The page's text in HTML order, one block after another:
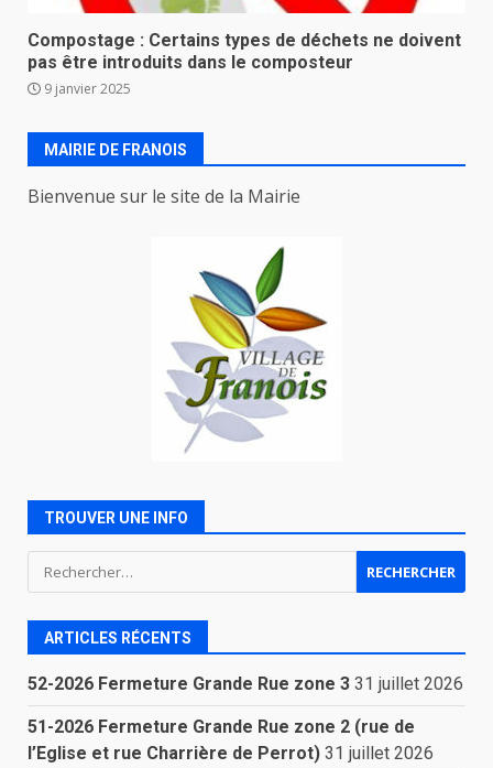
Compostage : Certains types de déchets ne doivent
pas être introduits dans le composteur
9 janvier 2025
MAIRIE DE FRANOIS
Bienvenue sur le site de la Mairie
TROUVER UNE INFO
Rechercher :
ARTICLES RÉCENTS
52-2026 Fermeture Grande Rue zone 3 31 juillet 2026
51-2026 Fermeture Grande Rue zone 2 (rue de
l’Eglise et rue Charrière de Perrot) 31 juillet 2026